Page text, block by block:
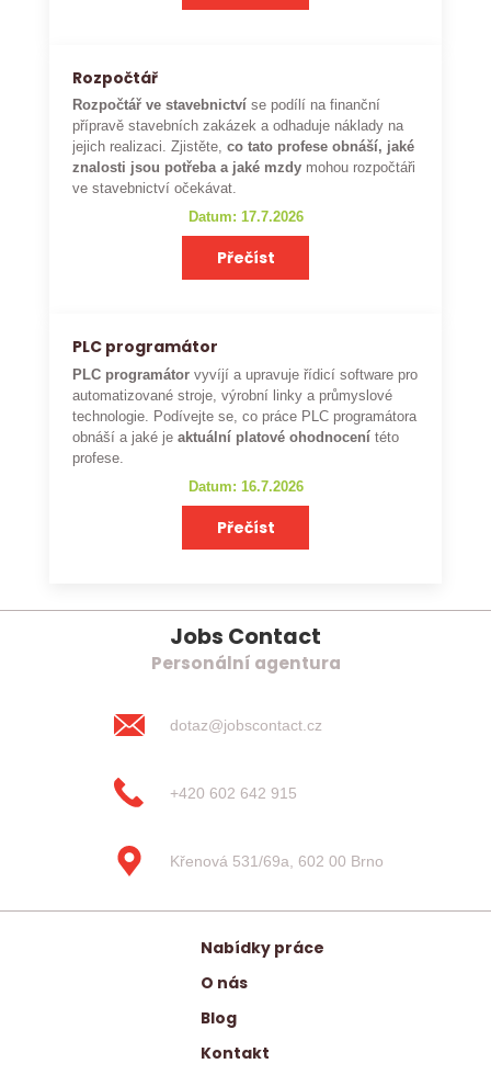
Rozpočtář
Rozpočtář ve stavebnictví se podílí na finanční
přípravě stavebních zakázek a odhaduje náklady na
jejich realizaci. Zjistěte,co tato profese obnáší, jaké
znalosti jsou potřeba a jaké mzdy mohou rozpočtáři
ve stavebnictví očekávat.
Datum: 17.7.2026
Přečíst
PLC programátor
PLC programátor vyvíjí a upravuje řídicí software pro
automatizované stroje, výrobní linky a průmyslové
technologie. Podívejte se, co práce PLC programátora
obnáší a jaké je aktuální platové ohodnocení této
profese.
Datum: 16.7.2026
Přečíst
Jobs Contact
Personální agentura
dotaz@jobscontact.cz
+420 602 642 915
Křenová 531/69a, 602 00 Brno
Nabídky práce
O nás
Blog
Kontakt